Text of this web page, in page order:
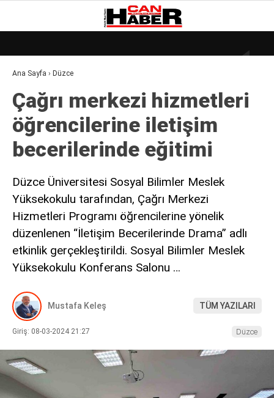
25.9°
GALERİ
DÜNYA
EKONOMI
GÜNDEM
KÜLÜR – SANAT
MAGAZIN
SAĞLIK
POLITIKA
ASAYIŞ
DIĞER
Ana Sayfa › Düzce
Çağrı merkezi hizmetleri
öğrencilerine iletişim
becerilerinde eğitimi
Düzce Üniversitesi Sosyal Bilimler Meslek
Yüksekokulu tarafından, Çağrı Merkezi
Hizmetleri Programı öğrencilerine yönelik
düzenlenen “İletişim Becerilerinde Drama” adlı
etkinlik gerçekleştirildi. Sosyal Bilimler Meslek
Yüksekokulu Konferans Salonu …
Mustafa Keleş TÜM YAZILARI
Giriş: 08-03-2024 21:27 Düzce